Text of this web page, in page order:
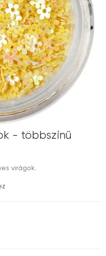
- többszínű
virágok.